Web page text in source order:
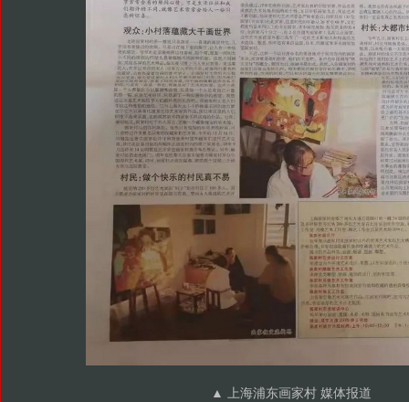
▲ 上海浦东画家村 媒体报道